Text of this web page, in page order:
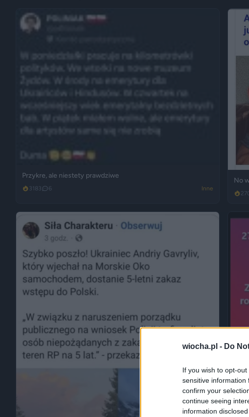
wiocha.pl - Do
If you wish to opt-
sensitive information
confirm your
continue seeing
information
Przykre, ale niestety prawdziwe
3183 6 Inne
No
jak...